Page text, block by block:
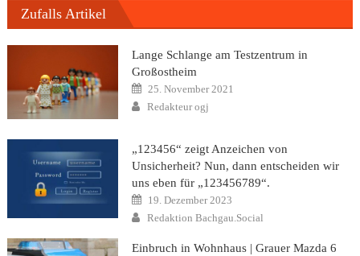
Zufalls Artikel
Lange Schlange am Testzentrum in
Großostheim
Posted
on
25. November 2021
Author
Redakteur ogj
„123456“ zeigt Anzeichen von
Unsicherheit? Nun, dann entscheiden wir
uns eben für „123456789“.
Posted
on
19. Dezember 2023
Author
Redaktion Bachgau.Social
Einbruch in Wohnhaus | Grauer Mazda 6